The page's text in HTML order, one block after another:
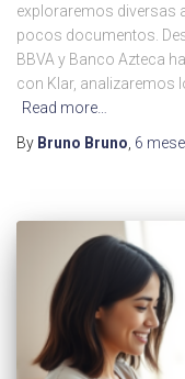
exploraremos diversas
pocos documentos.
BBVA y Banco Azteca
con Klar, analizaremos
Read more…
By Bruno Bruno 6